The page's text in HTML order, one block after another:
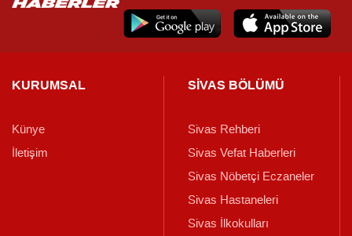
KURUMSAL
Künye
İletişim
SİVAS BÖLÜMÜ
Sivas Rehberi
Sivas Vefat Haberleri
Sivas Nöbetçi Eczaneler
Sivas Hastaneleri
Sivas İlkokulları